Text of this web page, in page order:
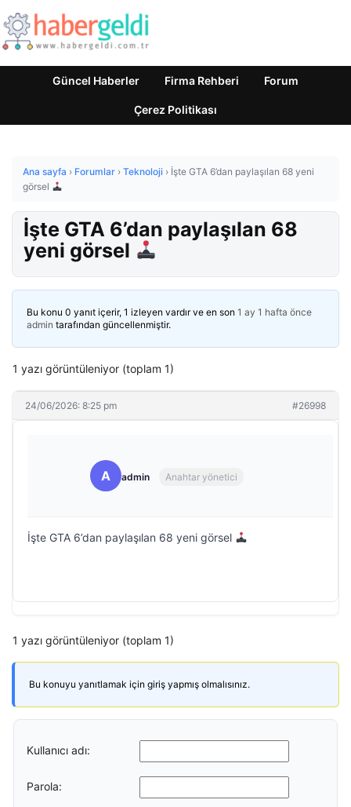
Güncel Haberler Firma Rehberi Forum
Çerez Politikası
Ana sayfa › Forumlar › Teknoloji › İşte GTA 6’dan paylaşılan 68 yeni
görsel
İşte GTA 6’dan paylaşılan 68
yeni görsel
Bu konu 0 yanıt içerir, 1 izleyen vardır ve en son 1 ay 1 hafta önce
admin tarafından güncellenmiştir.
1 yazı görüntüleniyor (toplam 1)
24/06/2026: 8:25 pm #26998
A admin Anahtar yönetici
İşte GTA 6’dan paylaşılan 68 yeni görsel
1 yazı görüntüleniyor (toplam 1)
Bu konuyu yanıtlamak için giriş yapmış olmalısınız.
Kullanıcı adı:
Parola: